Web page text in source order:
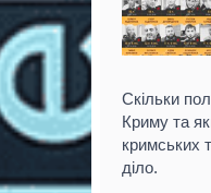
Скільки
Криму та
кримських
діло.